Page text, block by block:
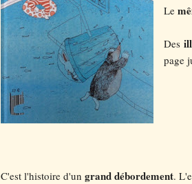
Le
Des
page
C'est l'histoire d'un grand débordement.